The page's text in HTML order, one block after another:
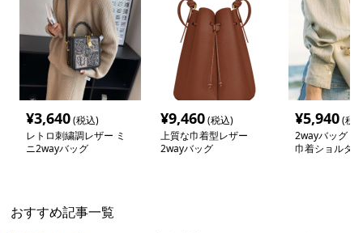
¥3,640(税込)
レトロ刺繍調レザー ミ
ニ2wayバッグ
¥9,460(税込)
上質な巾着型レザー
2wayバッグ
¥5,940(税
2wayバッグ 上
巾着ショルダー
おすすめ記事一覧